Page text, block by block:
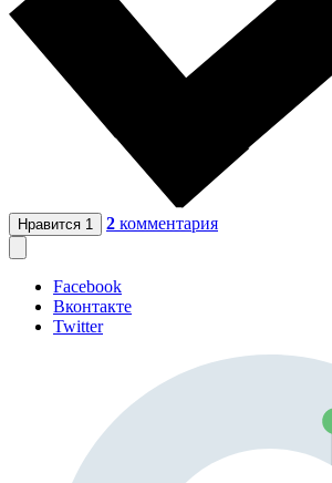
Нравится 1 2 комментария
Facebook
Вконтакте
Twitter